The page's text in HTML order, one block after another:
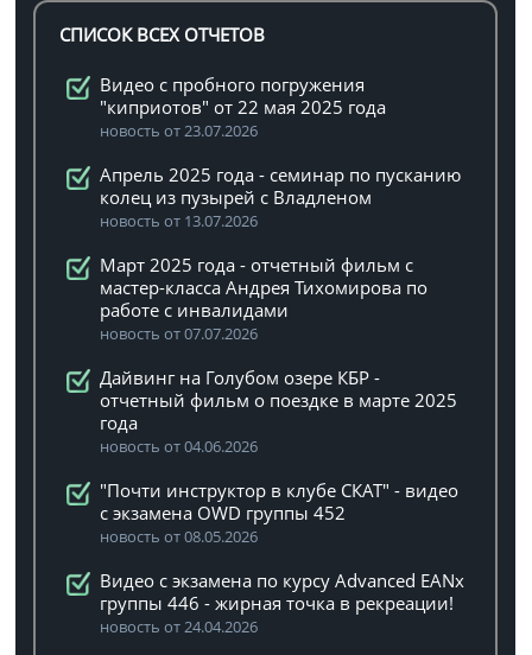
СПИСОК ВСЕХ ОТЧЕТОВ
Видео с пробного погружения
"киприотов" от 22 мая 2025 года
новость от 23.07.2026
Апрель 2025 года - семинар по пусканию
колец из пузырей с Владленом
новость от 13.07.2026
Март 2025 года - отчетный фильм с
мастер-класса Андрея Тихомирова по
работе с инвалидами
новость от 07.07.2026
Дайвинг на Голубом озере КБР -
отчетный фильм о поездке в марте 2025
года
новость от 04.06.2026
"Почти инструктор в клубе СКАТ" - видео
с экзамена OWD группы 452
новость от 08.05.2026
Видео с экзамена по курсу Advanced EANx
группы 446 - жирная точка в рекреации!
новость от 24.04.2026